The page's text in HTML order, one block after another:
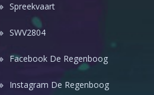
Spreekvaart
SWV2804
Facebook De Regenboog
Instagram De Regenboog